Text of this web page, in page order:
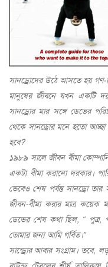
সানড্রোদের উঠে আসতে হয় গণ-
মানুষের জীবনে যখন একটি
সানড্রোর মার সঙ্গে ডেভের
থেকে সানড্রোর মনে হতো
হবে?
১৯৮৯ সালে জীবন বীমা
একটা বীমা করানো দরকার।
ভেবেও শেষ পর্যন্ত সানড্রো
জীবন-বীমা করার মাত্র কয়েক
ডেভের শেষ কথা ছিল, “ পুত্র,
তোমার জন্য আমি গর্বিত।”
সান্ড্রোর আবার সংগ্রাম। তবে,